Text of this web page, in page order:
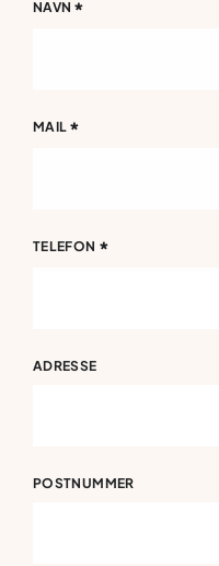
NAVN *
MAIL *
TELEFON *
ADRESSE
POSTNUMMER